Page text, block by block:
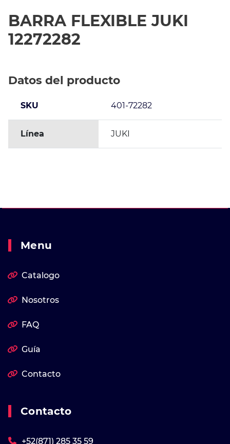
BARRA FLEXIBLE JUKI
12272282
Datos del producto
SKU 401-72282
Línea JUKI
Menu
Catalogo
Nosotros
FAQ
Guía
Contacto
Contacto
+52(871) 285 35 59